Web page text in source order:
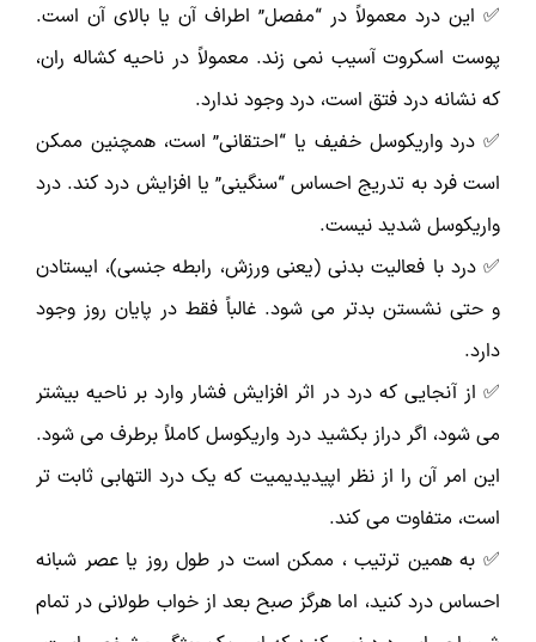
✅ این درد معمولاً در “مفصل” اطراف آن یا بالای آن است.
پوست اسکروت آسیب نمی زند. معمولاً در ناحیه کشاله ران،
که نشانه درد فتق است، درد وجود ندارد.
✅ درد واریکوسل خفیف یا “احتقانی” است، همچنین ممکن
است فرد به تدریج احساس “سنگینی” یا افزایش درد کند. درد
واریکوسل شدید نیست.
✅ درد با فعالیت بدنی (یعنی ورزش، رابطه جنسی)، ایستادن
و حتی نشستن بدتر می شود. غالباً فقط در پایان روز وجود
دارد.
✅ از آنجایی که درد در اثر افزایش فشار وارد بر ناحیه بیشتر
می شود، اگر دراز بکشید درد واریکوسل کاملاً برطرف می شود.
این امر آن را از نظر اپیدیدیمیت که یک درد التهابی ثابت تر
است، متفاوت می کند.
✅ به همین ترتیب ، ممکن است در طول روز یا عصر شبانه
احساس درد کنید، اما هرگز صبح بعد از خواب طولانی در تمام